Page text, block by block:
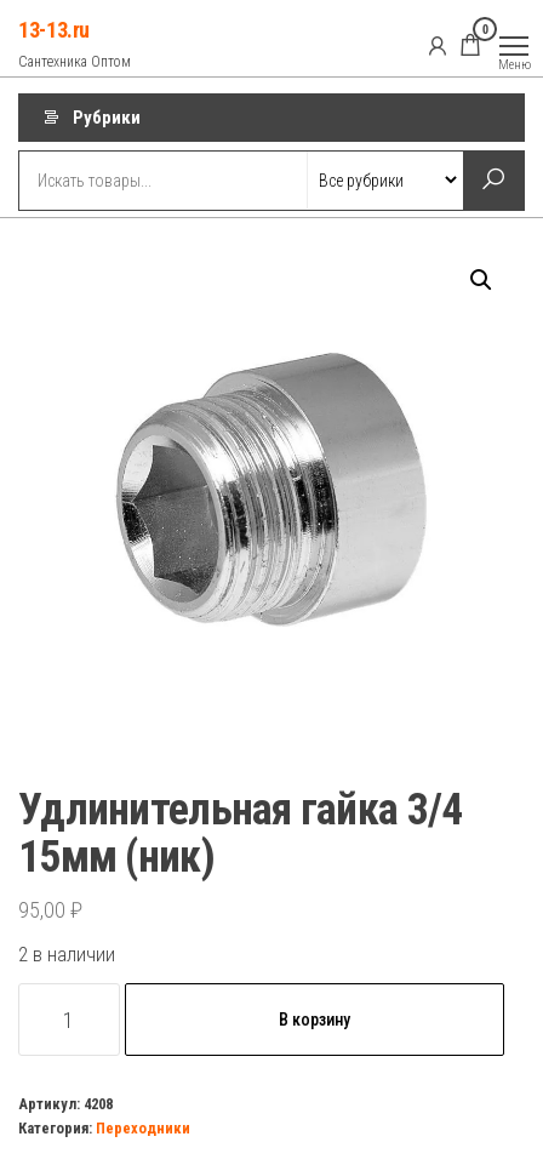
содержимому
13-13.ru
Сантехника Оптом
0
Меню
Рубрики
Удлинительная гайка 3/4
15мм (ник)
95,00 ₽
2 в наличии
товара
гайка
3/4
В корзину
Артикул: 4208
Категория: Переходники